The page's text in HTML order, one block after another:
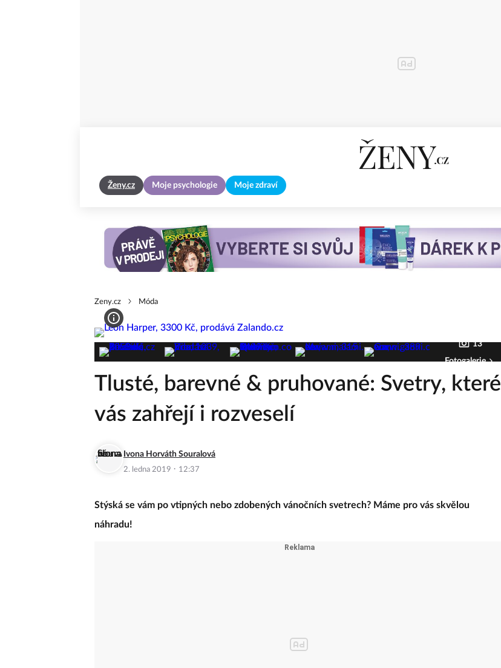
Ženy.cz Moje psychologie Moje zdraví
Zeny.cz Móda
13
Fotogalerie
Tlusté, barevné & pruhované: Svetry, které
vás zahřejí i rozveselí
Ivona Horváth Souralová
2. ledna 2019 · 12:37
Stýská se vám po vtipných nebo zdobených vánočních svetrech? Máme pro vás skvělou
náhradu!